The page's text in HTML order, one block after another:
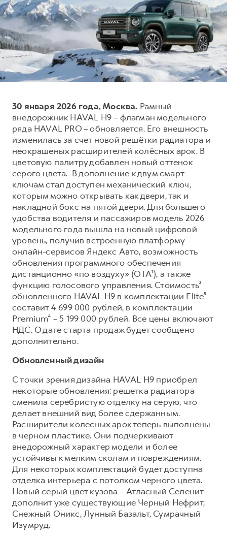
Внедорожники
H7
от 3 799 000 ₽
H9
от 4 799 000 ₽
Оценить трейд-ин
Конфигуратор модели
Горячая линия
8 (800) 511-59-86
Все о сервисе
Горячая линия
8 (800) 511-59-86
30 января 2026 года, Москва. Рамный
внедорожник HAVAL H9 – флагман модельного
ряда HAVAL PRO – обновляется. Его внешность
изменилась за счет новой решётки радиатора и
неокрашеных расширителей колёсных арок. В
цветовую палитру добавлен новый оттенок
серого цвета. В дополнение к двум смарт-
ключам стал доступен механический ключ,
которым можно открывать как двери, так и
накладной бокс на пятой двери. Для большего
удобства водителя и пассажиров модель 2026
модельного года вышла на новый цифровой
уровень, получив встроенную платформу
онлайн-сервисов Яндекс Авто, возможность
обновления программного обеспечения
дистанционно «по воздуху» (OTA¹), а также
функцию голосового управления. Стоимость²
обновленного HAVAL H9 в комплектации Elite³
составит 4 699 000 рублей, в комплектации
Premium⁴ – 5 199 000 рублей. Все цены включают
НДС. О дате старта продаж будет сообщено
дополнительно.
Обновленный дизайн
С точки зрения дизайна HAVAL H9 приобрел
некоторые обновления: решетка радиатора
сменила серебристую отделку на серую, что
делает внешний вид более сдержанным.
Расширители колесных арок теперь выполнены
в черном пластике. Они подчеркивают
внедорожный характер модели и более
устойчивы к мелким сколам и повреждениям.
Для некоторых комплектаций будет доступна
отделка интерьера с потолком черного цвета.
Новый серый цвет кузова – Атласный Селенит –
дополнит уже существующие Черный Нефрит,
Снежный Оникс, Лунный Базальт, Сумрачный
Изумруд.